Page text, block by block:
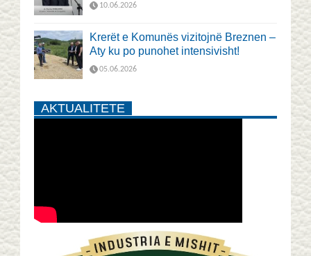
10.06.2026
Krerët e Komunës vizitojnë Breznen –
Aty ku po punohet intensivisht!
05.06.2026
AKTUALITETE